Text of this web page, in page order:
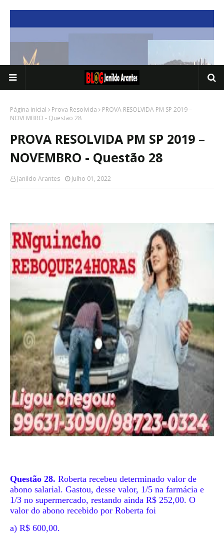
Página inicial Prova Resolvida
PROVA RESOLVIDA PM SP 2019 –
NOVEMBRO - Questão 28
PROVA RESOLVIDA PM SP 2019 –
NOVEMBRO - Questão 28
Janildo Arantes Julho 01, 2022
Questão 28. Roberta recebeu determinado valor de
abono salarial. Gastou, desse valor, 1/5 na farmácia e
1/3 no supermercado, restando ainda R$ 252,00. O
valor do abono recebido por Roberta foi
a) R$ 600,00.